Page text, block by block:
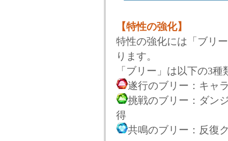
【特性の強化】
特性の強化には「ブリ
ります。
「ブリー」は以下の3
遂行のブリー：キャ
挑戦のブリー：ダン
得
共鳴のブリー：反復